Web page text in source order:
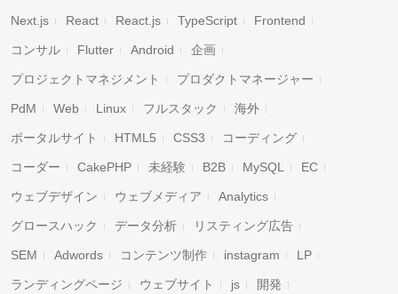
Next.js React React.js TypeScript Frontend
コンサル Flutter Android 企画
プロジェクトマネジメント プロダクトマネージャー
PdM Web Linux フルスタック 海外
ポータルサイト HTML5 CSS3 コーディング
コーダー CakePHP 未経験 B2B MySQL EC
ウェブデザイン ウェブメディア Analytics
グロースハック データ分析 リスティング広告
SEM Adwords コンテンツ制作 instagram LP
ランディングページ ウェブサイト js 開発